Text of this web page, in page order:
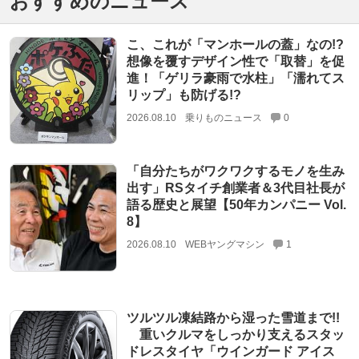
こ、これが「マンホールの蓋」なの!?
想像を覆すデザイン性で「取替」を促
進！「ゲリラ豪雨で水柱」「濡れてス
リップ」も防げる!?
2026.08.10 乗りものニュース 0
「自分たちがワクワクするモノを生み
出す」RSタイチ創業者＆3代目社長が
語る歴史と展望【50年カンパニー Vol.
8】
2026.08.10 WEBヤングマシン 1
ツルツル凍結路から湿った雪道まで!!
重いクルマをしっかり支えるスタッ
ドレスタイヤ「ウインガード アイス